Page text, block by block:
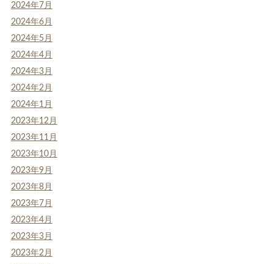
2024年7月
2024年6月
2024年5月
2024年4月
2024年3月
2024年2月
2024年1月
2023年12月
2023年11月
2023年10月
2023年9月
2023年8月
2023年7月
2023年4月
2023年3月
2023年2月